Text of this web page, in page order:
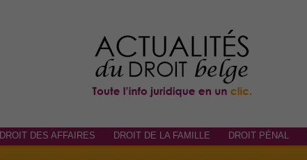
DROIT DES AFFAIRES DROIT DE LA FAMILLE DROIT PÉNAL